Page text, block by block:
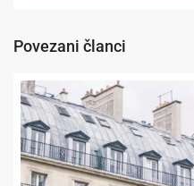
Povezani članci